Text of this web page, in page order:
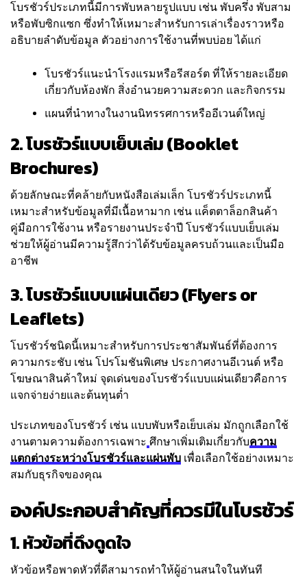
โบรชัวร์ประเภทนี้มีการพับหลายรูปแบบ เช่น พับครึ่ง พับสาม
หรือพับซิกแซก ซึ่งทำให้เหมาะสำหรับการเล่าเรื่องราวหรือ
อธิบายลำดับข้อมูล ตัวอย่างการใช้งานที่พบบ่อย ได้แก่
โบรชัวร์แนะนำโรงแรมหรือรีสอร์ต ที่ให้รายละเอียด
เกี่ยวกับห้องพัก สิ่งอำนวยความสะดวก และกิจกรรม
แผนที่นำทางในงานนิทรรศการหรืออีเวนต์ใหญ่
2. โบรชัวร์แบบเย็บเล่ม (Booklet
Brochures)
ด้วยลักษณะที่คล้ายกับหนังสือเล่มเล็ก โบรชัวร์ประเภทนี้
เหมาะสำหรับข้อมูลที่มีเนื้อหามาก เช่น แค็ตตาล็อกสินค้า
คู่มือการใช้งาน หรือรายงานประจำปี โบรชัวร์แบบเย็บเล่ม
ช่วยให้ผู้อ่านมีความรู้สึกว่าได้รับข้อมูลครบถ้วนและเป็นมือ
อาชีพ
3. โบรชัวร์แบบแผ่นเดียว (Flyers or
Leaflets)
โบรชัวร์ชนิดนี้เหมาะสำหรับการประชาสัมพันธ์ที่ต้องการ
ความกระชับ เช่น โปรโมชันพิเศษ ประกาศงานอีเวนต์ หรือ
โฆษณาสินค้าใหม่ จุดเด่นของโบรชัวร์แบบแผ่นเดียวคือการ
แจกจ่ายง่ายและต้นทุนต่ำ
ประเภทของโบรชัวร์ เช่น แบบพับหรือเย็บเล่ม มักถูกเลือกใช้
งานตามความต้องการเฉพาะ ศึกษาเพิ่มเติมเกี่ยวกับความ
แตกต่างระหว่างโบรชัวร์และแผ่นพับ เพื่อเลือกใช้อย่างเหมาะ
สมกับธุรกิจของคุณ
องค์ประกอบสำคัญที่ควรมีในโบรชัวร์
1. หัวข้อที่ดึงดูดใจ
หัวข้อหรือพาดหัวที่ดีสามารถทำให้ผู้อ่านสนใจในทันที